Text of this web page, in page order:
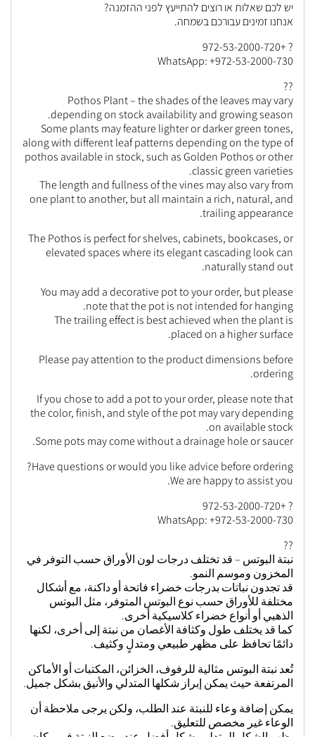
יש לכם שאלות או רוצים להתייעץ לפני ההזמנה?
אנחנו זמינים עבורכם בשמחה.
? +972-53-2000-720
WhatsApp: +972-53-2000-730
??
Pothos Plant – the shades of the leaves may vary
depending on stock availability and growing season.
Some plants may feature lighter or darker green tones,
along with different leaf patterns depending on the type of
pothos available in stock, such as Golden Pothos or other
classic green varieties.
The length and fullness of the vines may also vary from
one plant to another, but all maintain a rich, natural, and
trailing appearance.
The Pothos is perfect for shelves, cabinets, bookcases, or
elevated spaces where its elegant cascading look can
naturally stand out.
You may add a decorative pot to your order, but please
note that the pot is not intended for hanging.
The trailing effect is best achieved when the plant is
placed on a higher surface.
Please pay attention to the product dimensions before
ordering.
If you chose to add a pot to your order, please note that
the color, finish, and style of the pot may vary depending
on available stock.
Some pots may come without a drainage hole or saucer.
Have questions or would you like advice before ordering?
We are happy to assist you.
? +972-53-2000-720
WhatsApp: +972-53-2000-730
??
نبتة البوتس – قد تختلف درجات لون الأوراق حسب التوفر في
المخزون وموسم النمو.
قد تجدون نباتات بدرجات خضراء فاتحة أو داكنة، مع أشكال
مختلفة للأوراق حسب نوع البوتس المتوفر، مثل البوتس
الذهبي أو أنواع خضراء كلاسيكية أخرى.
كما قد يختلف طول وكثافة الأغصان من نبتة إلى أخرى، لكنها
دائمًا تحافظ على مظهر طبيعي ومتدلٍ وكثيف.
تُعد نبتة البوتس مثالية للرفوف، الخزائن، المكتبات أو الأماكن
المرتفعة حيث يمكن إبراز شكلها المتدلي والأنيق بشكل جميل.
يمكن إضافة وعاء للنبتة عند الطلب، ولكن يرجى ملاحظة أن
الوعاء غير مخصص للتعليق.